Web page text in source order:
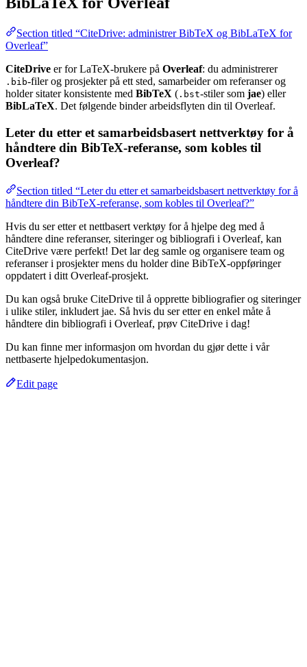
Section titled “CiteDrive: administrer BibTeX og BibLaTeX for
Overleaf”
CiteDrive er for LaTeX-brukere på Overleaf: du administrerer
.bib-filer og prosjekter på ett sted, samarbeider om referanser og
holder sitater konsistente med BibTeX ( .bst-stiler som jae) eller
BibLaTeX. Det følgende binder arbeidsflyten din til Overleaf.
Leter du etter et samarbeidsbasert nettverktøy for å
håndtere din BibTeX-referanse, som kobles til
Overleaf?
Section titled “Leter du etter et samarbeidsbasert nettverktøy for å
håndtere din BibTeX-referanse, som kobles til Overleaf?”
Hvis du ser etter et nettbasert verktøy for å hjelpe deg med å
håndtere dine referanser, siteringer og bibliografi i Overleaf, kan
CiteDrive være perfekt! Det lar deg samle og organisere team og
referanser i prosjekter mens du holder dine BibTeX-oppføringer
oppdatert i ditt Overleaf-prosjekt.
Du kan også bruke CiteDrive til å opprette bibliografier og siteringer
i ulike stiler, inkludert jae. Så hvis du ser etter en enkel måte å
håndtere din bibliografi i Overleaf, prøv CiteDrive i dag!
Du kan finne mer informasjon om hvordan du gjør dette i vår
nettbaserte hjelpedokumentasjon.
Edit page